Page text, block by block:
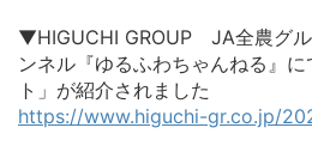
▼HIGUCHI GROUP JA全農グル
ンネル『ゆるふわちゃんねる』
ト」が紹介されました
https://www.higuchi-gr.co.jp/